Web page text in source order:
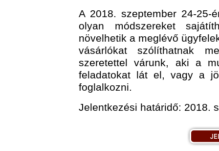
A 2018. szeptember 24-25-
olyan módszereket
növelhetik a meglévő
vásárlókat szólíthatnak
szeretettel várunk, aki a
feladatokat lát el, vagy a
foglalkozni.
Jelentkezési határidő: 2018.